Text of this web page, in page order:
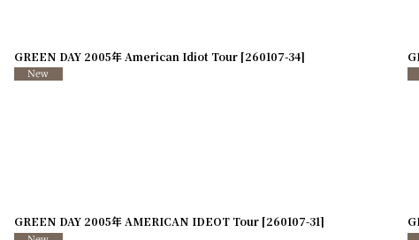
GREEN DAY 2005年 American Idiot Tour [260107-34]
GREEN DAY 2005年 AMERICAN IDEOT Tour [260107-31]